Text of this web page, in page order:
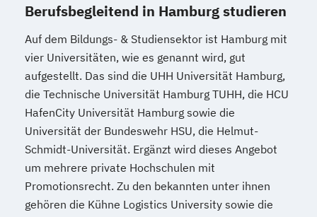
Farb- und Stilberatung
Filmproduktion - professionell gemacht
Finanzbuchhaltung mit SAP® ERP
Fitnesscoach
Flüchtlings- und Integrationshelfer
Fotodesign
Fotografie - professionell gemacht
Französisch Gesamtlehrgang
Französisch Grundkurs
Fremdsprachenkorrespondent - Englisch
Gartengestaltung
Berufsbegleitend in Hamburg studieren
Auf dem Bildungs- & Studiensektor ist Hamburg mit
vier Universitäten, wie es genannt wird, gut
aufgestellt. Das sind die UHH Universität Hamburg,
die Technische Universität Hamburg TUHH, die HCU
HafenCity Universität Hamburg sowie die
Universität der Bundeswehr HSU, die Helmut-
Schmidt-Universität. Ergänzt wird dieses Angebot
um mehrere private Hochschulen mit
Promotionsrecht. Zu den bekannten unter ihnen
gehören die Kühne Logistics University sowie die